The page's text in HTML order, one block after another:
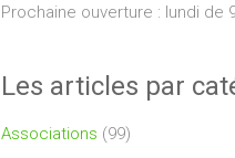
Prochaine ouverture : lundi de
Les articles par
Associations (99)